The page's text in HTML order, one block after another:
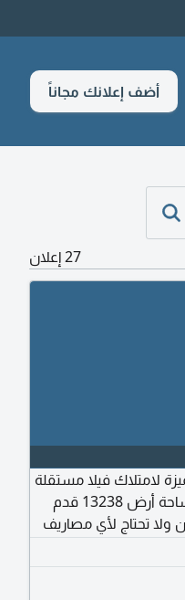
أضف إعلانك مجاناً
27 إعلان
لامتلاك فيلا مستقلة
بموقع مميز على زاوية في منطقة الشهباء، بمساحة أرض 13238 قدم
ولا تحتاج لأي مصاريف
داخلية وخارجية
مميزة. ديكورات جبسون بورد مع اضاءة مخفية. 10 مكيفات. عفش جديد
مكان مخصص للشواء